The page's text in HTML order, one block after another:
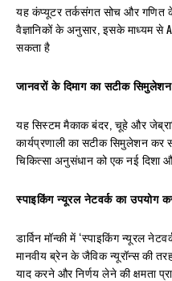
यह कंप्यूटर तर्कसंगत सोच और गणित
वैज्ञानिकों के अनुसार, इसके माध्यम से
सकता है
जानवरों के दिमाग का सटीक
यह सिस्टम मैकाक बंदर, चूहे और
कार्यप्रणाली का सटीक सिमुलेशन
चिकित्सा अनुसंधान को एक नई दिशा
स्पाइकिंग न्यूरल नेटवर्क का उपयोग
डार्विन मॉन्की में ‘स्पाइकिंग न्यूरल
मानवीय ब्रेन के जैविक न्यूरॉन्स की
याद करने और निर्णय लेने की क्षमता